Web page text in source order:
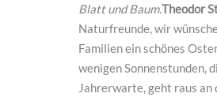
Blatt und Baum.Theodor
Naturfreunde, wir
Familien ein schönes
wenigen Sonnenstunden,
Jahrerwarte, geht raus an